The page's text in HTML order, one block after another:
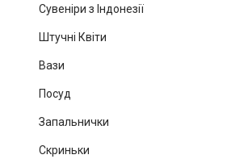
Сувеніри з Індонезії
Штучні Квіти
Вази
Посуд
Запальнички
Скриньки